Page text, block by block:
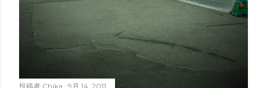
投稿者 Chika 9月 14, 2011